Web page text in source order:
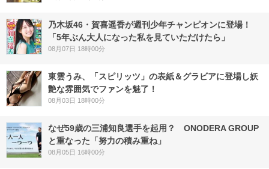
乃木坂46・賀喜遥香が週刊少年チャンピオンに登場！
「5年ぶん大人になった私を見ていただけたら」
08月07日 18時00分
東雲うみ、「スピリッツ」の表紙＆グラビアに登場し妖
艶な雰囲気でファンを魅了！
08月03日 18時00分
なぜ59歳の三浦知良選手を起用？ ONODERA GROUP
と重なった「努力の積み重ね」
08月05日 16時00分